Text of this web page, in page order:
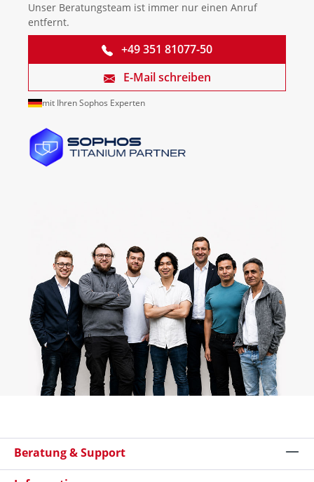
Unser Beratungsteam ist immer nur einen Anruf
entfernt.
+49 351 81077-50
E-Mail schreiben
mit Ihren Sophos Experten
Beratung & Support